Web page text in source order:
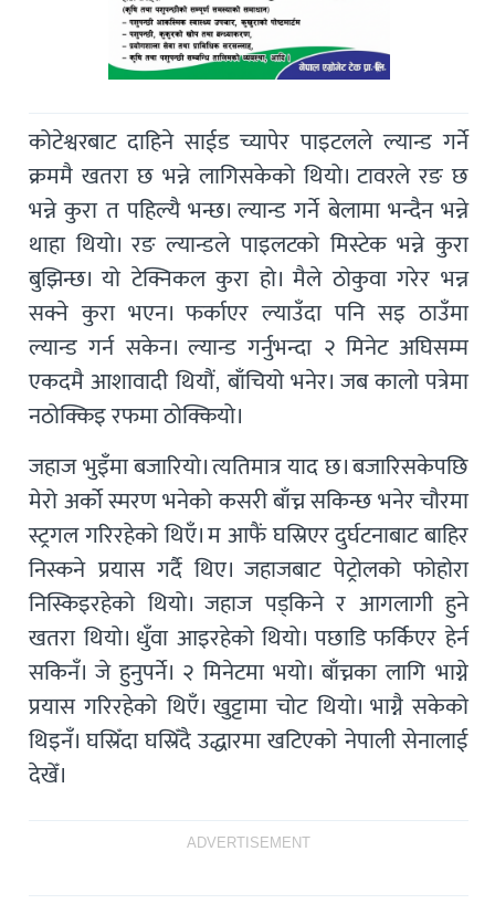
कोटेश्वरबाट दाहिने साईड च्यापेर पाइटलले ल्यान्ड गर्ने
क्रममै खतरा छ भन्ने लागिसकेको थियो। टावरले रङ छ
भन्ने कुरा त पहिल्यै भन्छ। ल्यान्ड गर्ने बेलामा भन्दैन भन्ने
थाहा थियो। रङ ल्यान्डले पाइलटको मिस्टेक भन्ने कुरा
बुझिन्छ। यो टेक्निकल कुरा हो। मैले ठोकुवा गरेर भन्न
सक्ने कुरा भएन। फर्काएर ल्याउँदा पनि सइ ठाउँमा
ल्यान्ड गर्न सकेन। ल्यान्ड गर्नुभन्दा २ मिनेट अघिसम्म
एकदमै आशावादी थियौं, बाँचियो भनेर। जब कालो पत्रेमा
नठोक्किइ रफमा ठोक्कियो।
जहाज भुइँमा बजारियो। त्यतिमात्र याद छ। बजारिसकेपछि
मेरो अर्को स्मरण भनेको कसरी बाँच्न सकिन्छ भनेर चौरमा
स्ट्रगल गरिरहेको थिएँ। म आफैं घस्रिएर दुर्घटनाबाट बाहिर
निस्कने प्रयास गर्दै थिए। जहाजबाट पेट्रोलको फोहोरा
निस्किइरहेको थियो। जहाज पड्किने र आगलागी हुने
खतरा थियो। धुँवा आइरहेको थियो। पछाडि फर्किएर हेर्न
सकिनँ। जे हुनुपर्ने। २ मिनेटमा भयो। बाँच्नका लागि भाग्ने
प्रयास गरिरहेको थिएँ। खुट्टामा चोट थियो। भाग्नै सकेको
थिइनँ। घस्रिँदा घस्रिँदै उद्धारमा खटिएको नेपाली सेनालाई
देखेँ।
ADVERTISEMENT